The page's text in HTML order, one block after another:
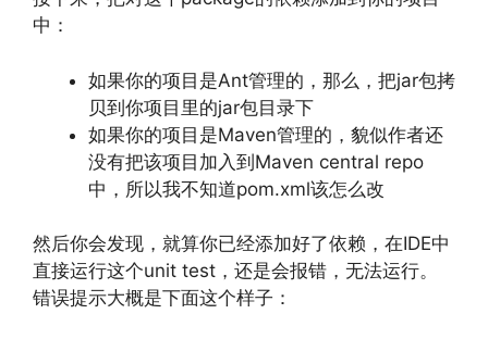
中：
如果你的项目是Ant管理的，那么，把jar包拷
贝到你项目里的jar包目录下
如果你的项目是Maven管理的，貌似作者还
没有把该项目加入到Maven central repo
中，所以我不知道pom.xml该怎么改
然后你会发现，就算你已经添加好了依赖，在IDE中
直接运行这个unit test，还是会报错，无法运行。
错误提示大概是下面这个样子：